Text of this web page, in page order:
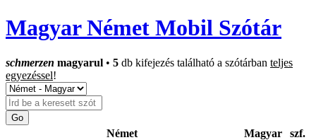
Magyar Német Mobil Szótár
schmerzen magyarul • 5 db kifejezés található a szótárban teljes
egyezéssel!
Német Magyar
szf.